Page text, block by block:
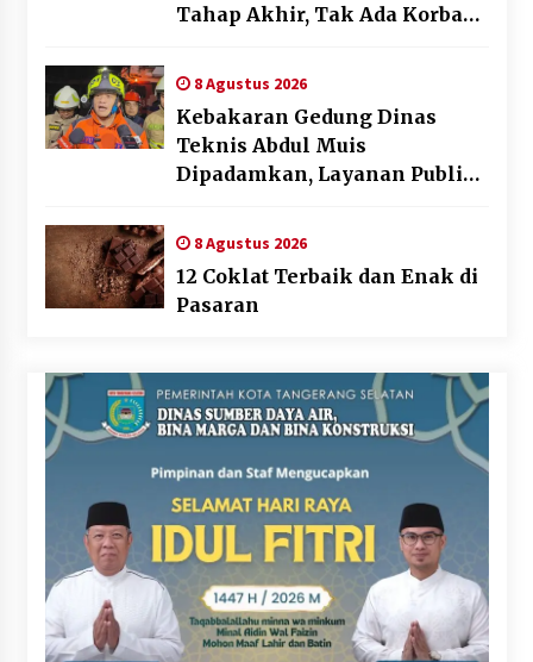
Tahap Akhir, Tak Ada Korban
8 Agustus 2026
Kebakaran Gedung Dinas
Teknis Abdul Muis
Dipadamkan, Layanan Publik
8 Agustus 2026
12 Coklat Terbaik dan Enak di
Pasaran